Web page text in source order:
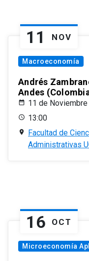
11 NOV
Macroeconomía
Andrés
Andes
11 de
13:00
Facultad de
Administrativas
16 OCT
Microeconomía